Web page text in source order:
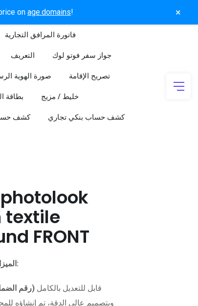
on age.domains! ×
فاتورة المرافق التجارية
التعريف جواز سفر فوتو لوك
صورة الهوية تصريح الإقامة
بطاقة خليط / مزيج
كشف كشف حساب بنكي تجاري
photolook
textile
FRONT
الميزات:
قالب SSN (رقم الضمان الاجتماعي)
وبتصميم عالي الدقة، تم إنشاؤه